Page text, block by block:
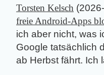
Torsten Kelsch (
freie Android-Apps
ich aber nicht, was
Google tatsächlich
ab Herbst fährt. Ich